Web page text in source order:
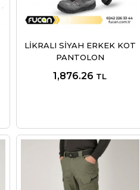
LİKRALI SİYAH ERKEK KOT
PANTOLON
1,876.26 TL